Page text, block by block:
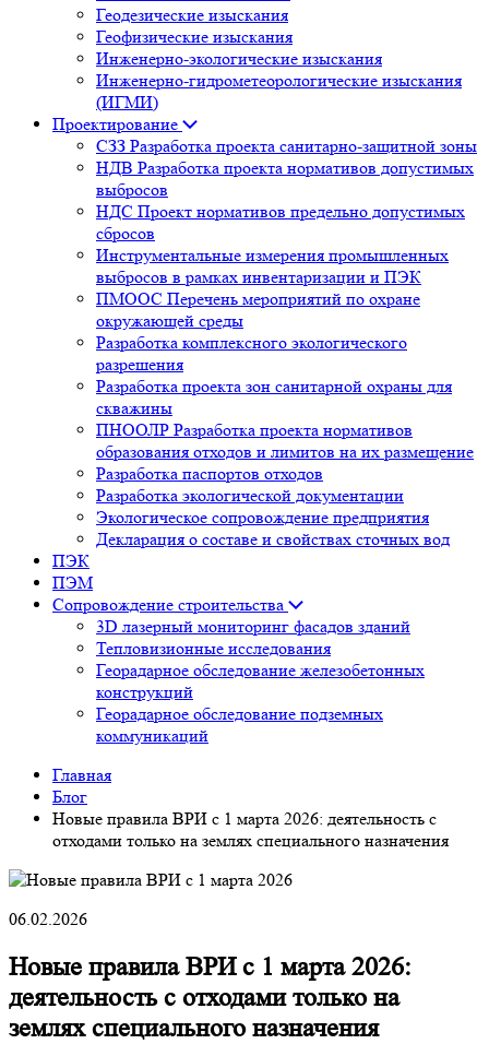
Геодезические изыскания
Геофизические изыскания
Инженерно-экологические изыскания
Инженерно-гидрометеорологические изыскания
(ИГМИ)
Проектирование
СЗЗ Разработка проекта санитарно-защитной зоны
НДВ Разработка проекта нормативов допустимых
выбросов
НДС Проект нормативов предельно допустимых
сбросов
Инструментальные измерения промышленных
выбросов в рамках инвентаризации и ПЭК
ПМООС Перечень мероприятий по охране
окружающей среды
Разработка комплексного экологического
разрешения
Разработка проекта зон санитарной охраны для
скважины
ПНООЛР Разработка проекта нормативов
образования отходов и лимитов на их размещение
Разработка паспортов отходов
Разработка экологической документации
Экологическое сопровождение предприятия
Декларация о составе и свойствах сточных вод
ПЭК
ПЭМ
Сопровождение строительства
3D лазерный мониторинг фасадов зданий
Тепловизионные исследования
Георадарное обследование железобетонных
конструкций
Георадарное обследование подземных
коммуникаций
Главная
Блог
Новые правила ВРИ с 1 марта 2026: деятельность с
отходами только на землях специального назначения
06.02.2026
Новые правила ВРИ с 1 марта 2026:
деятельность с отходами только на
землях специального назначения